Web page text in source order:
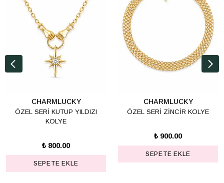
CHARMLUCKY
ÖZEL SERİ KUTUP YILDIZI
KOLYE
₺ 800.00
SEPETE EKLE
CHARMLUCKY
ÖZEL SERİ ZİNCİR KOLYE
₺ 900.00
SEPETE EKLE